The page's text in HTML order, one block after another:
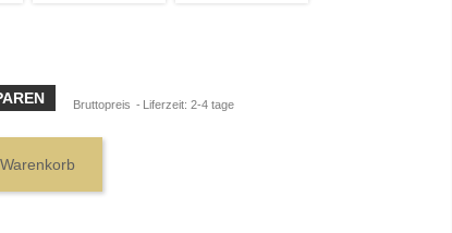
Bruttopreis Liferzeit: 2-4 tage